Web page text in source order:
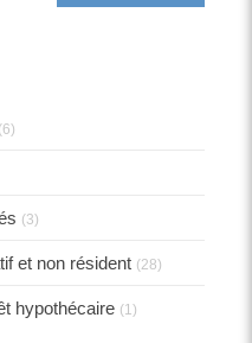
(6)
(3)
et non résident (28)
hypothécaire (1)